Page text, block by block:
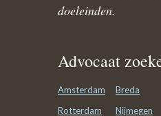
doeleinden.
Advocaat
Amsterdam
Rotterdam
Breda
Nijmegen